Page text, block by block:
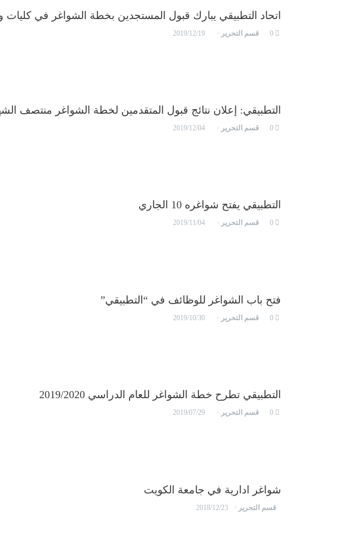
اتحاد التطبيقي يبارك قبول المستجدين بخطة الشواغر في كليات
قسم التحرير 2019/12/19
التطبيقي: إعلان نتائج قبول المتقدمين لخطة الشواغر منتصف
قسم التحرير 2019/12/04
التطبيقي يفتح شواغره 10 الجاري
قسم التحرير 2019/11/04
فتح باب الشواغر للوظائف في “التطبيقي”
قسم التحرير 2019/10/30
التطبيقي تطرح خطة الشواغر للعام الدراسي 2019/2020
قسم التحرير 2019/07/29
شواغر ادارية في جامعة الكويت
قسم التحرير 2018/12/23